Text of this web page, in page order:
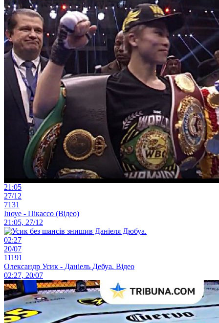
21:05
27/12
7131
Іноуе - Пікассо (Відео)
21:05, 27/12
02:27
20/07
11191
Олександр Усик - Даніель Дебуа. Відео
02:27, 20/07